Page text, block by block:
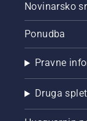
Novinarsko
Ponudba
Pravne
Druga